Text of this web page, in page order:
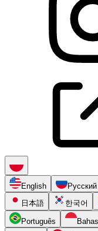
English Русский
日本語
한국어
Português